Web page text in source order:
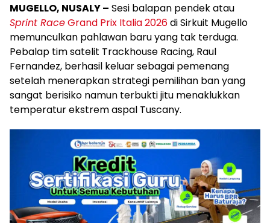
MUGELLO, NUSALY – Sesi balapan pendek atau
Sprint RaceGrand Prix Italia 2026di Sirkuit Mugello
memunculkan pahlawan baru yang tak terduga.
Pebalap tim satelit Trackhouse Racing, Raul
Fernandez, berhasil keluar sebagai pemenang
setelah menerapkan strategi pemilihan ban yang
sangat berisiko namun terbukti jitu menaklukkan
temperatur ekstrem aspal Tuscany.